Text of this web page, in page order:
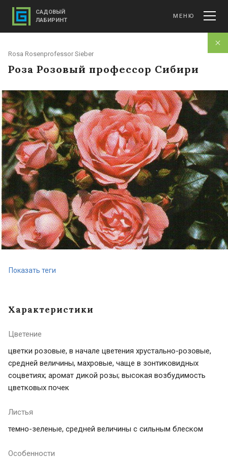
Rosa Rosenprofessor Sieber
Роза Розовый профессор Сибири
Показать теги
Характеристики
Цветение
цветки розовые, в начале цветения хрустально-розовые,
средней величины, махровые, чаще в зонтиковидных
соцветиях; аромат дикой розы; высокая возбудимость
цветковых почек
Листья
темно-зеленые, средней величины с сильным блеском
Особенности
САДОВЫЙ
ЛАБИРИНТ
МЕНЮ